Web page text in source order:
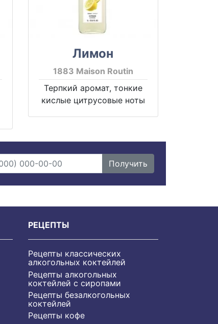
Лимон
1883 Maison Routin
Терпкий аромат, тонкие
кислые цитрусовые ноты
Получить
РЕЦЕПТЫ
Рецепты классических
алкогольных коктейлей
Рецепты алкогольных
коктейлей с сиропами
Рецепты безалкогольных
коктейлей
Рецепты кофе